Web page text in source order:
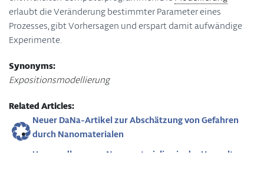
erlaubt die Veränderung bestimmter Parameter eines
Prozesses, gibt Vorhersagen und erspart damit aufwändige
Experimente.
Synonyms:
Expositionsmodellierung
Related Articles:
Neuer DaNa-Artikel zur Abschätzung von Gefahren
durch Nanomaterialen
Umwandlung von Nanomaterialien in der Umwelt